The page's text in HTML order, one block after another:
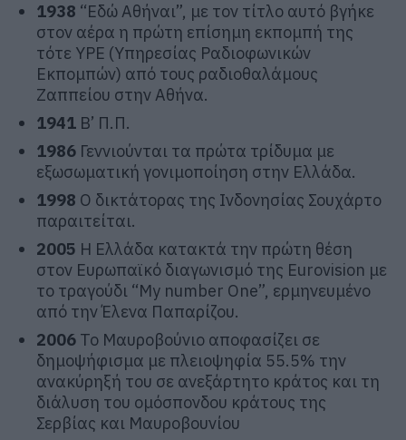
1938 “Εδώ Αθήναι”, με τον τίτλο αυτό βγήκε
στον αέρα η πρώτη επίσημη εκπομπή της
τότε ΥΡΕ (Υπηρεσίας Ραδιοφωνικών
Εκπομπών) από τους ραδιοθαλάμους
Ζαππείου στην Αθήνα.
1941 Β’ Π.Π.
1986 Γεννιούνται τα πρώτα τρίδυμα με
εξωσωματική γονιμοποίηση στην Ελλάδα.
1998 Ο δικτάτορας της Ινδονησίας Σουχάρτο
παραιτείται.
2005 Η Ελλάδα κατακτά την πρώτη θέση
στον Ευρωπαϊκό διαγωνισμό της Eurovision με
το τραγούδι “My number One”, ερμηνευμένο
από την Έλενα Παπαρίζου.
2006 Το Μαυροβούνιο αποφασίζει σε
δημοψήφισμα με πλειοψηφία 55.5% την
ανακύρηξή του σε ανεξάρτητο κράτος και τη
διάλυση του ομόσπονδου κράτους της
Σερβίας και Μαυροβουνίου